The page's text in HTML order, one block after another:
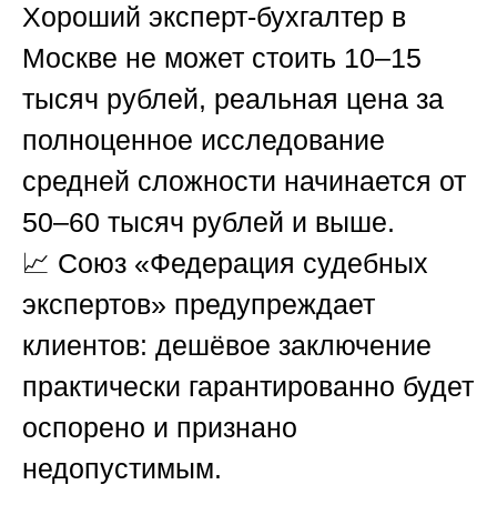
Хороший эксперт-бухгалтер в
Москве не может стоить 10–15
тысяч рублей, реальная цена за
полноценное исследование
средней сложности начинается от
50–60 тысяч рублей и выше.
📈 Союз «Федерация судебных
экспертов» предупреждает
клиентов: дешёвое заключение
практически гарантированно будет
оспорено и признано
недопустимым.